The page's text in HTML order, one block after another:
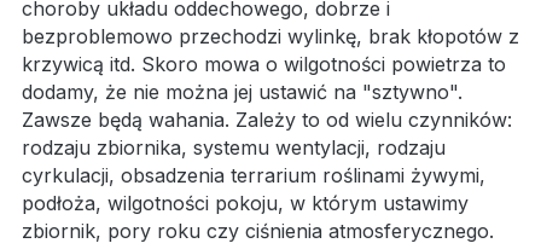
choroby układu oddechowego, dobrze i
bezproblemowo przechodzi wylinkę, brak kłopotów z
krzywicą itd. Skoro mowa o wilgotności powietrza to
dodamy, że nie można jej ustawić na "sztywno".
Zawsze będą wahania. Zależy to od wielu czynników:
rodzaju zbiornika, systemu wentylacji, rodzaju
cyrkulacji, obsadzenia terrarium roślinami żywymi,
podłoża, wilgotności pokoju, w którym ustawimy
zbiornik, pory roku czy ciśnienia atmosferycznego.